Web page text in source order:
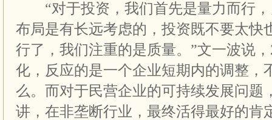
“对于投资，我们首先是量力而行，
布局是有长远考虑的，投资既不要太快
行了，我们注重的是质量。”文一波说
化，反应的是一个企业短期内的调整，
么。而对于民营企业的可持续发展问题
讲，在非垄断行业，最终活得最好的肯